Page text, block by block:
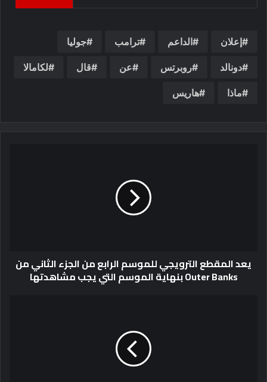
إعلان الداعم ترامب جوليا
دونالد روبرتس عن قال لكامالا
ماذا هاريس
يعد المقطع الترويجي للموسم الرابع من الجزء الثاني من
Outer Banks بنهاية الموسم التي يجب مشاهدتها